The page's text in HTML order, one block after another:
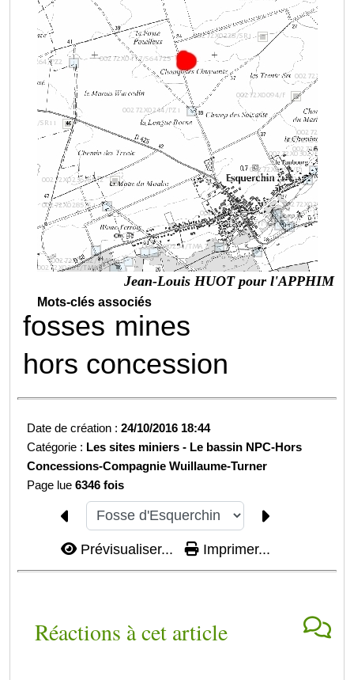
Jean-Louis HUOT pour l'APPHIM
Mots-clés associés
fosses mines
hors concession
Date de création :24/10/2016 18:44
Catégorie : Les sites miniers - Le bassin NPC-Hors
Concessions-Compagnie Wuillaume-Turner
Page lue6346 fois
Prévisualiser... Imprimer...
Réactions à cet article